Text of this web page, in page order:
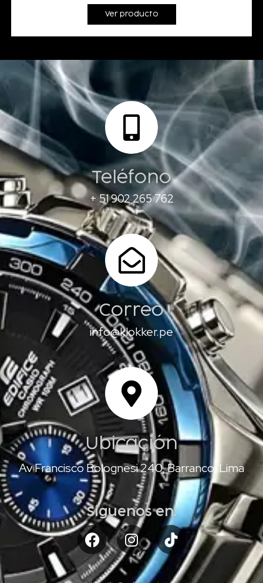
Ver producto
Teléfono
+ 51 902 265 762
Correo
info@klokker.pe
Ubicación
Av Francisco Bolognesi 240, Barranco, Lima
Síguenos en: